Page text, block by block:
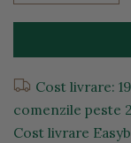
Cost livrare:
comenzile peste
Cost livrare